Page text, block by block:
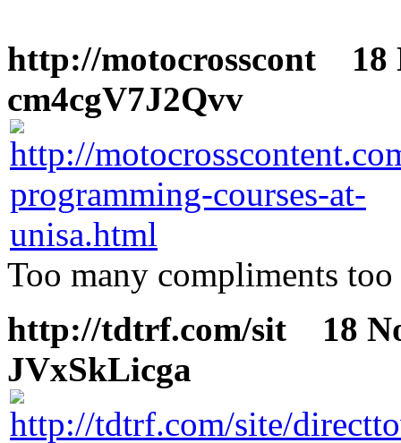
http://motocrosscont
18
cm4cgV7J2Qvv
Too many compliments
http://tdtrf.com/sit
18
JVxSkLicga